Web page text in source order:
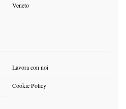
Veneto
Lavora con noi
Cookie Policy